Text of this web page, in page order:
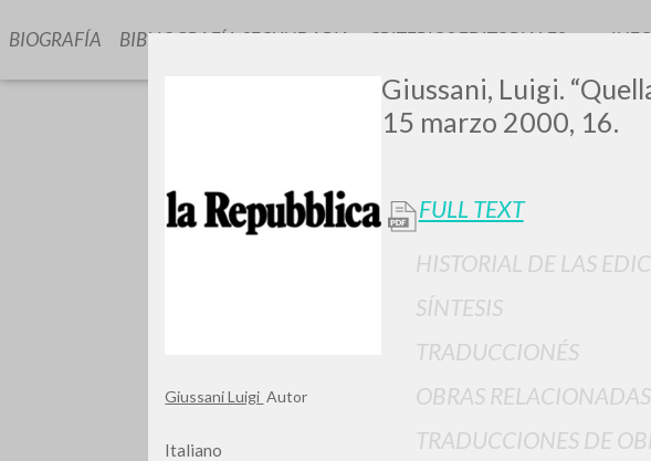
Giussani Luigi Autor
Italiano
Giussani, Luigi.
15 marzo 2000, 16.
FULL TEXT
HISTORIAL DE LAS
SÍNTESIS
TRADUCCIONÉS
OBRAS RELACIONADAS
TRADUCCIONES DE
BIOGRAFÍA BIBLIOGRAFÍA SECUNDARIA CRITERIOS EDITORIALES